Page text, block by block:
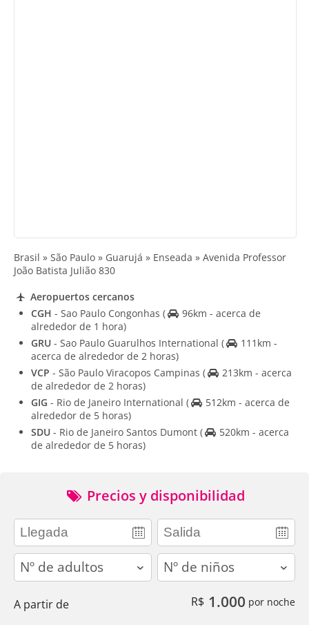
Brasil » São Paulo » Guarujá » Enseada » Avenida Professor
João Batista Julião 830
Aeropuertos cercanos
CGH - Sao Paulo Congonhas (
96km - acerca de
alrededor de 1 hora)
GRU - Sao Paulo Guarulhos International (
111km -
acerca de alrededor de 2 horas)
VCP - São Paulo Viracopos Campinas (
213km - acerca
de alrededor de 2 horas)
GIG - Rio de Janeiro International (
512km - acerca de
alrededor de 5 horas)
SDU - Rio de Janeiro Santos Dumont (
520km - acerca
de alrededor de 5 horas)
Precios y disponibilidad
adults children
A partir de R$ 1.000 por noche